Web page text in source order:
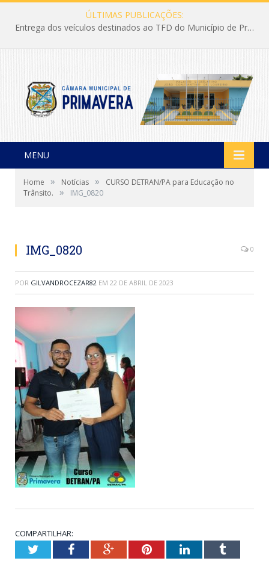
ÚLTIMAS PUBLICAÇÕES:
Entrega dos veículos destinados ao TFD do Município de Primavera
MENU
Home » Notícias »
CURSO DETRAN/PA para Educação no
Trânsito.
» IMG_0820
IMG_0820 0
POR GILVANDROCEZAR82 EM 22 DE ABRIL DE 2023
COMPARTILHAR:
TwitterFacebookGoogle+PinterestLinkedInTumblr